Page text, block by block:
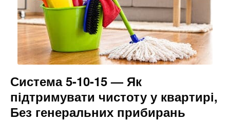
Система 5-10-15 — Як
підтримувати чистоту у квартирі,
Без генеральних прибирань